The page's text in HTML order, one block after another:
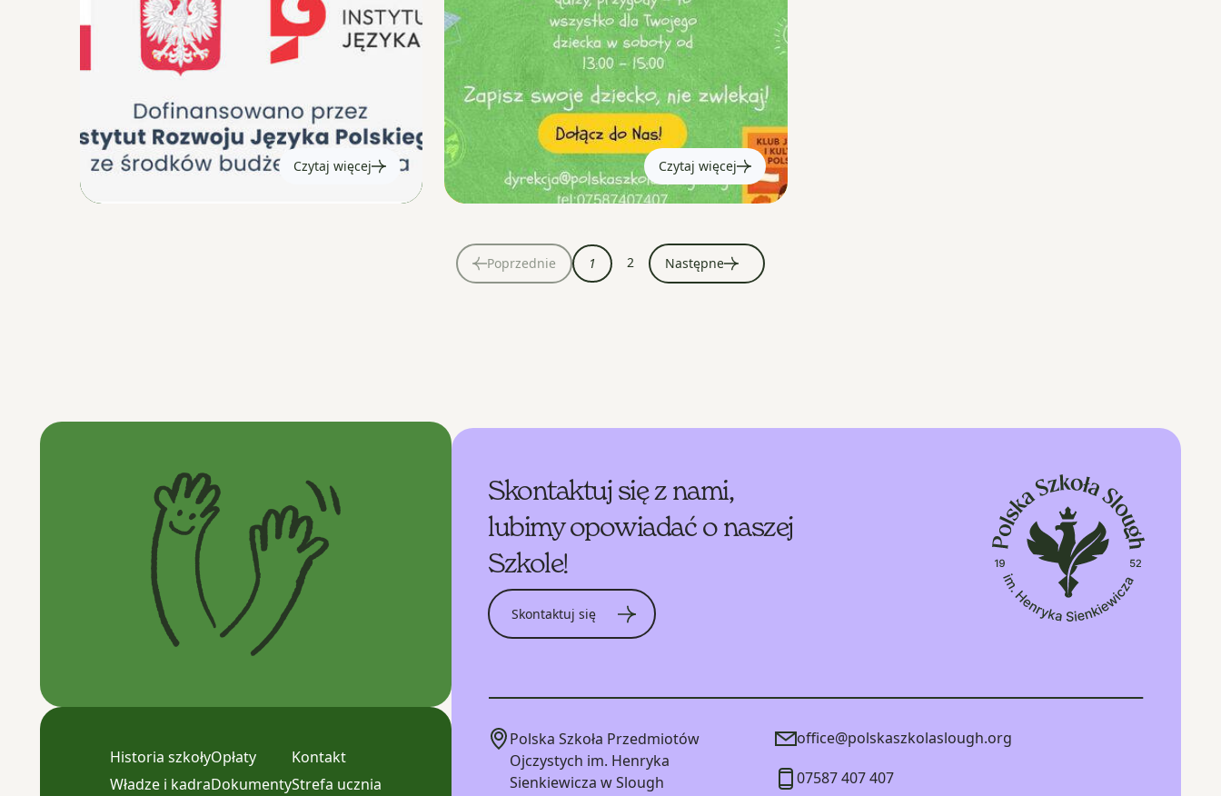
Czytaj więcej Czytaj więcej
Poprzednie 1 2 Następne
Historia szkoły
Władze i kadra
Opłaty
Dokumenty
Kontakt
Strefa ucznia
Skontaktuj się z nami,
lubimy opowiadać o naszej
Szkole!
Skontaktuj się
Polska Szkoła Przedmiotów
Ojczystych im. Henryka
Sienkiewicza w Slough
office@polskaszkolaslough.org
07587 407 407